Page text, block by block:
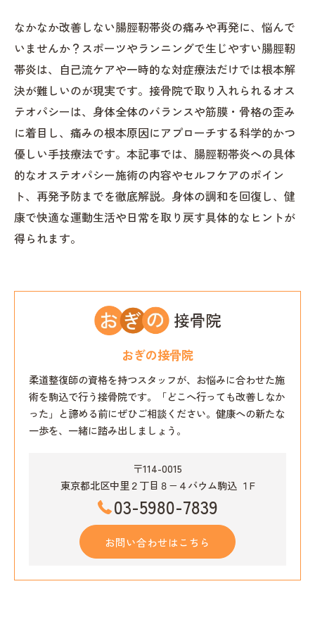
なかなか改善しない腸脛靭帯炎の痛みや再発に、悩んで
いませんか？スポーツやランニングで生じやすい腸脛靭
帯炎は、自己流ケアや一時的な対症療法だけでは根本解
決が難しいのが現実です。接骨院で取り入れられるオス
テオパシーは、身体全体のバランスや筋膜・骨格の歪み
に着目し、痛みの根本原因にアプローチする科学的かつ
優しい手技療法です。本記事では、腸脛靭帯炎への具体
的なオステオパシー施術の内容やセルフケアのポイン
ト、再発予防までを徹底解説。身体の調和を回復し、健
康で快適な運動生活や日常を取り戻す具体的なヒントが
得られます。
おぎの接骨院
柔道整復師の資格を持つスタッフが、お悩みに合わせた施
術を駒込で行う接骨院です。「どこへ行っても改善しなか
った」と諦める前にぜひご相談ください。健康への新たな
一歩を、一緒に踏み出しましょう。
〒114-0015
東京都北区中里２丁目８−４バウム駒込 １F
03-5980-7839
お問い合わせはこちら